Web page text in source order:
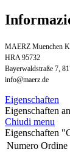
MAERZ Muenchen
HRA 95732
Bayerwaldstraße 7,
info@maerz.de
Eigenschaften
Eigenschaften
Chiudi menu
Eigenschaften
Numero Ordine